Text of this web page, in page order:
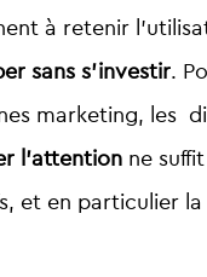
à retenir
sans s’investir.
marketing, les
l’attention ne
et en particulier